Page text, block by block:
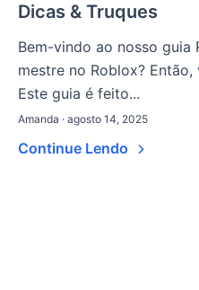
Dicas & Truques
Bem-vindo ao nosso guia
mestre no Roblox?
Este guia é feito...
Amanda · agosto 14, 2025
Continue Lendo